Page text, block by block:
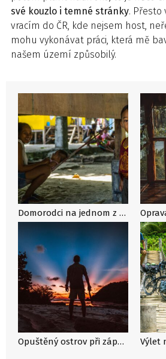
své kouzlo i temné stránky. Přesto
vracím do ČR, kde nejsem host,
mohu vykonávat práci, která mě
našem území způsobilý.
Domorodci na jednom z menších filipínských ostrovů
Opuštěný ostrov při západu slunce